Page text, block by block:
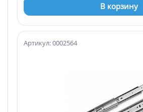
В корзину
Артикул: 0002564